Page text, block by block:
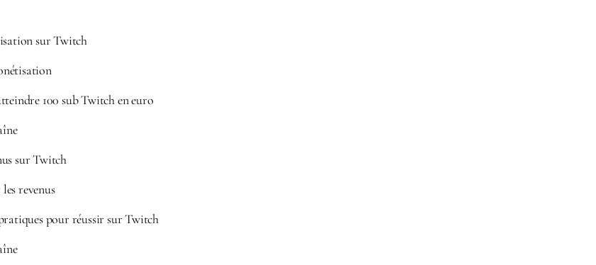
sur Twitch
100 sub Twitch en euro
sur Twitch
revenus
pour réussir sur Twitch